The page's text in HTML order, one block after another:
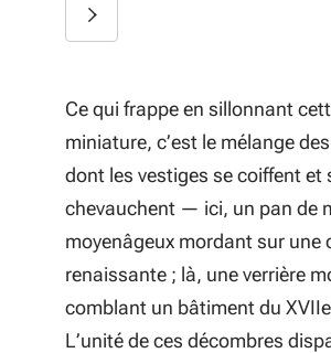
Ce qui frappe en sillonnant
miniature, c’est le mélange
dont les vestiges se coiffent et
chevauchent — ici, un pan de
moyenâgeux mordant sur une
renaissante ; là, une verrière
comblant un bâtiment du
L’unité de ces décombres